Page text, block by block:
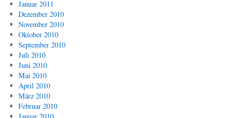
Januar 2011
Dezember 2010
November 2010
Oktober 2010
September 2010
Juli 2010
Juni 2010
Mai 2010
April 2010
März 2010
Februar 2010